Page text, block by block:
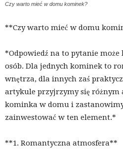
Czy warto mieć w domu kominek?
**Czy warto mieć w domu
*Odpowiedź na to pytanie może
osób. Dla jednych kominek to
wnętrza, dla innych zaś
artykule przyjrzymy się różnym
kominka w domu i
zainwestować w ten element.*
**1. Romantyczna atmosfera**